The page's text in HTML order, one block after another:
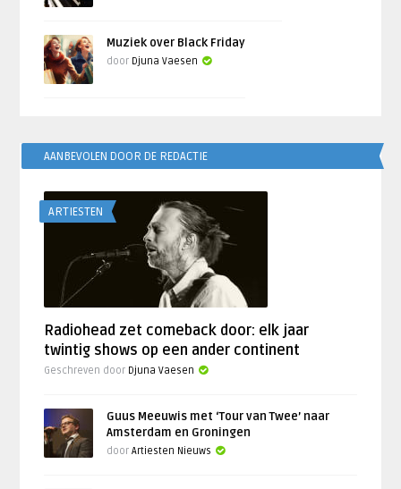
Muziek over Black Friday
door Djuna Vaesen
AANBEVOLEN DOOR DE REDACTIE
ARTIESTEN
Radiohead zet comeback door: elk jaar
twintig shows op een ander continent
Geschreven door Djuna Vaesen
Guus Meeuwis met ‘Tour van Twee’ naar
Amsterdam en Groningen
doorArtiesten Nieuws